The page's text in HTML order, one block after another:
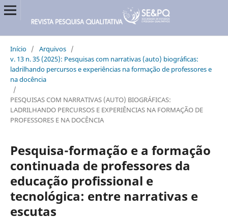
Início / Arquivos /
v. 13 n. 35 (2025): Pesquisas com narrativas (auto) biográficas:
ladrilhando percursos e experiências na formação de professores e
na docência
/
PESQUISAS COM NARRATIVAS (AUTO) BIOGRÁFICAS:
LADRILHANDO PERCURSOS E EXPERIÊNCIAS NA FORMAÇÃO DE
PROFESSORES E NA DOCÊNCIA
Pesquisa-formação e a formação
continuada de professores da
educação profissional e
tecnológica: entre narrativas e
escutas